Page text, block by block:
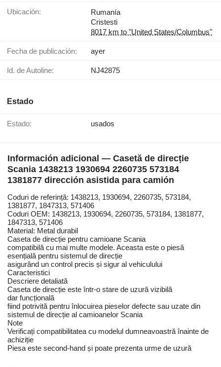
Ubicación:
Rumanía
Cristesti
8017 km to "United States/Columbus"
Fecha de publicación: ayer
Id. de Autoline: NJ42875
Estado
Estado: usados
Información adicional — Casetă de direcție
Scania 1438213 1930694 2260735 573184
1381877 dirección asistida para camión
Coduri de referință: 1438213, 1930694, 2260735, 573184,
1381877, 1847313, 571406
Coduri OEM: 1438213, 1930694, 2260735, 573184, 1381877,
1847313, 571406
Material: Metal durabil
Caseta de direcție pentru camioane Scania
compatibilă cu mai multe modele. Aceasta este o piesă
esențială pentru sistemul de direcție
asigurând un control precis și sigur al vehiculului
Caracteristici
Descriere detaliată
Caseta de direcție este într-o stare de uzură vizibilă
dar funcțională
fiind potrivită pentru înlocuirea pieselor defecte sau uzate din
sistemul de direcție al camioanelor Scania
Note
Verificați compatibilitatea cu modelul dumneavoastră înainte de
achiziție
Piesa este second-hand și poate prezenta urme de uzură